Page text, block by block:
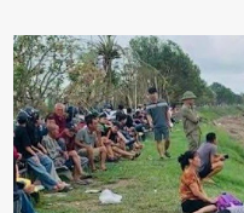
sực nhớ – điện thoại đang
đường thưa thớt người qua
Chú ơi, cháu đi thi, xe hỏng
giúp cháu với, cháu không có
thì tăng ga tránh xa như né
như một kẻ mất trí. Vô ích.